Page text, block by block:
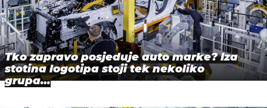
Tko zapravo posjeduje auto marke? Iza
stotina logotipa stoji tek nekoliko
grupa…